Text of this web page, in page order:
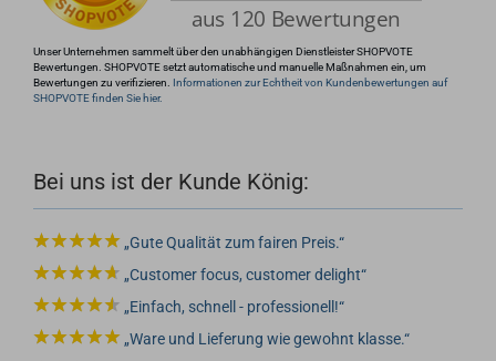
Unser Unternehmen sammelt über den unabhängigen Dienstleister SHOPVOTE
Bewertungen. SHOPVOTE setzt automatische und manuelle Maßnahmen ein, um
Bewertungen zu verifizieren. Informationen zur Echtheit von Kundenbewertungen auf
SHOPVOTE finden Sie hier.
Bei uns ist der Kunde König:
Gute Qualität zum fairen Preis.
Customer focus, customer delight
Einfach, schnell - professionell!
Ware und Lieferung wie gewohnt klasse.